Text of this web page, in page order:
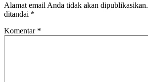
Alamat email Anda tidak akan dipublikasikan.
ditandai *
Komentar *